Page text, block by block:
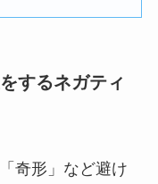
するネガティ
奇形」など避け